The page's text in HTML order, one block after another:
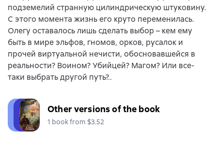
подземелий странную цилиндрическую штуковину.
С этого момента жизнь его круто переменилась.
Олегу оставалось лишь сделать выбор – кем ему
быть в мире эльфов, гномов, орков, русалок и
прочей виртуальной нечисти, обосновавшейся в
реальности? Воином? Убийцей? Магом? Или все-
таки выбрать другой путь?..
Other versions of the book
1 book from $3.52